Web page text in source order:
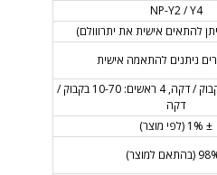
NP-Y2 / Y4
2 ראשים: 5-35 בקבוק / דקה, 4 ראשים: 10-70 בקבוק /
דקה
± 1% (לפי מוצר)